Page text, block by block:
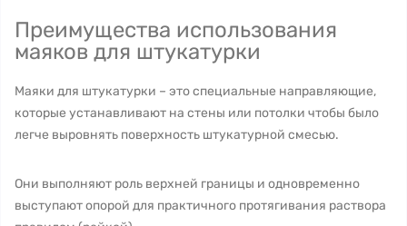
Преимущества использования
маяков для штукатурки
Маяки для штукатурки – это специальные направляющие,
которые устанавливают на стены или потолки чтобы было
легче выровнять поверхность штукатурной смесью.
Они выполняют роль верхней границы и одновременно
выступают опорой для практичного протягивания раствора